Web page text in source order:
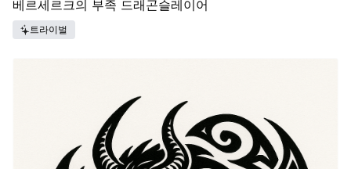
베르세르크의 부족 드래곤슬레이어
트라이벌